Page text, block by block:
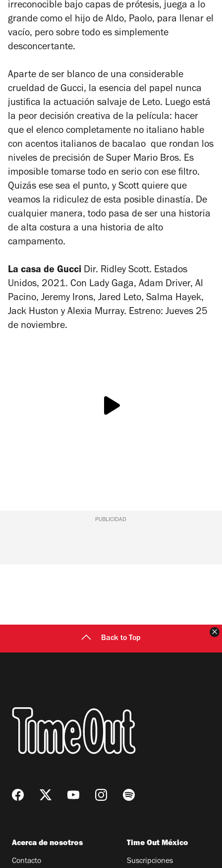
irreconocible bajo capas de prótesis, juega a lo
grande como el hijo de Aldo, Paolo, para llenar el
vacío, pero sobre todo es simplemente
desconcertante.
Aparte de ser blanco de una considerable
crueldad de Gucci, la esencia del papel nunca
justifica la actuación salvaje de Leto. Luego está
la peor decisión creativa de la película: hacer
que el elenco completamente no italiano hable
con acentos italianos de bacalao que rondan los
niveles de precisión de Super Mario Bros. Es
imposible tomarse todo en serio con ese filtro.
Quizás ese sea el punto, y Scott quiere que
veamos la ridiculez de esta posible dinastía. De
cualquier manera, todo pasa de ser una historia
de alta costura a una historia de alto
campamento.
La casa de Gucci Dir. Ridley Scott. Estados
Unidos, 2021. Con Lady Gaga, Adam Driver, Al
Pacino, Jeremy Irons, Jared Leto, Salma Hayek,
Jack Huston y Alexia Murray. Estreno: Jueves 25
de noviembre.
PUBLICIDAD
Back to Top
Acerca de nosotros
Contacto
Time Out México
Suscripciones